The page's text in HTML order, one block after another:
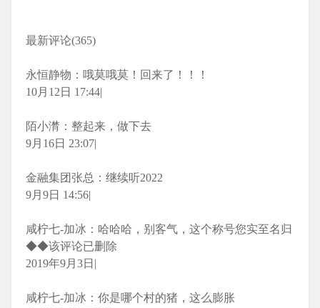
最新评论(365)
永恒静物：哦莫哦莫！回来了！！！
10月12日 17:44|
陌小潸：整起来，做下去
9月16日 23:07|
金融集团张总：继续听2022
9月9日 14:56|
咸柠七-加冰：哈哈哈，别客气，这个称号您实至名归
◆◆该评论已删除
2019年9月3日|
咸柠七-加冰：你是哪个村的猪，这么膨胀